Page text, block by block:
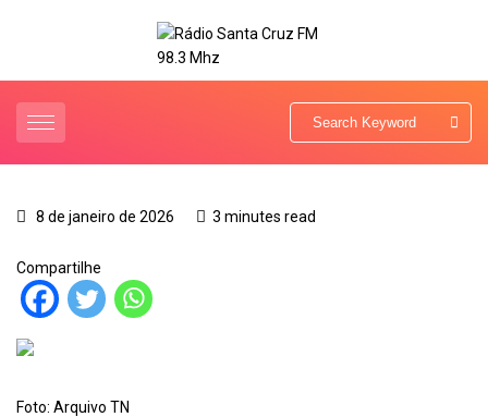
8 de janeiro de 2026 3 minutes read
Compartilhe
Foto: Arquivo TN